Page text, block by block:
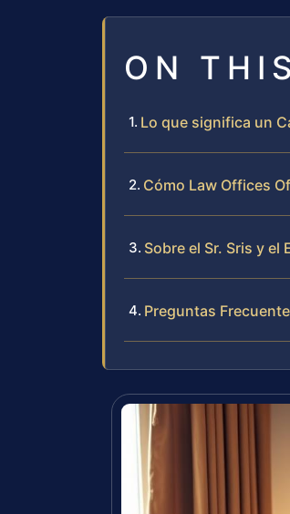
ON
Lo que significa un
Cómo Law Offices
Sobre el Sr. Sris y el
Preguntas